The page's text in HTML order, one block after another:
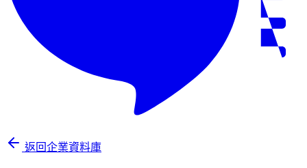
返回企業資料庫